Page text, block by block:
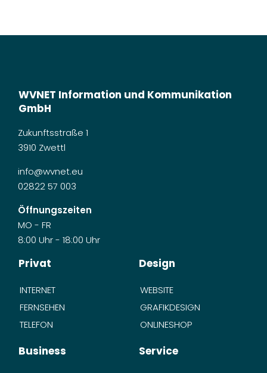
WVNET Information und Kommunikation
GmbH
Zukunftsstraße 1
3910 Zwettl
info@wvnet.eu
02822 57 003
Öffnungszeiten
MO - FR
8:00 Uhr - 18:00 Uhr
Privat
INTERNET
FERNSEHEN
TELEFON
Design
WEBSITE
GRAFIKDESIGN
ONLINESHOP
Business Service